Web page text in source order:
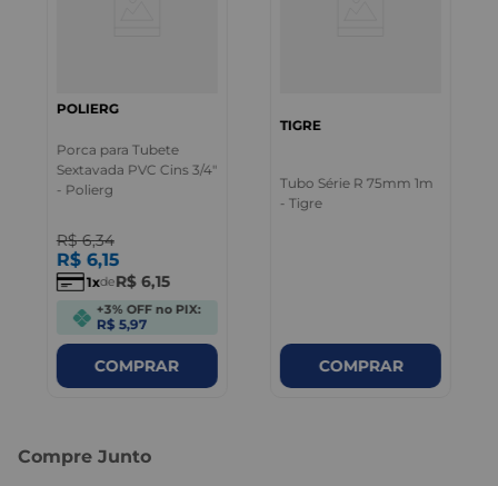
POLIERG
Porca para Tubete
Sextavada PVC Cins 3/4"
- Polierg
R$ 6,34
R$ 6,15
1 deR$ 6,15
+3% OFF no PIX:
R$ 5,97
COMPRAR
TIGRE
Tubo Série R 75mm 1m
- Tigre
COMPRAR
Compre Junto